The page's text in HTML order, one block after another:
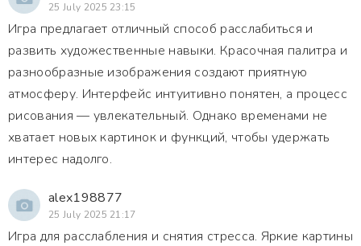
25 July 2025 23:15
Игра предлагает отличный способ расслабиться и
развить художественные навыки. Красочная палитра и
разнообразные изображения создают приятную
атмосферу. Интерфейс интуитивно понятен, а процесс
рисования — увлекательный. Однако временами не
хватает новых картинок и функций, чтобы удержать
интерес надолго.
alex198877
25 July 2025 21:17
Игра для расслабления и снятия стресса. Яркие картины